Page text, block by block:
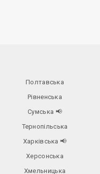
Полтавська
Рівненська
Сумська 📢
Тернопільська
Харківська 📢
Херсонська
Хмельницька